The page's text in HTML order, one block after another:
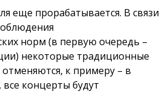
еще прорабатывается. В связи
норм (в первую очередь –
некоторые традиционные
к примеру – в
концерты будут